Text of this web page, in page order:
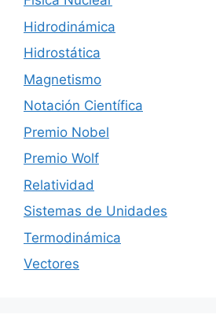
Hidrodinámica
Hidrostática
Magnetismo
Notación Científica
Premio Nobel
Premio Wolf
Relatividad
Sistemas de Unidades
Termodinámica
Vectores